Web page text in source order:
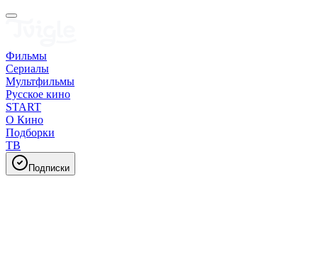
Фильмы
Сериалы
Мультфильмы
Русское кино
START
О Кино
Подборки
ТВ
Подписки